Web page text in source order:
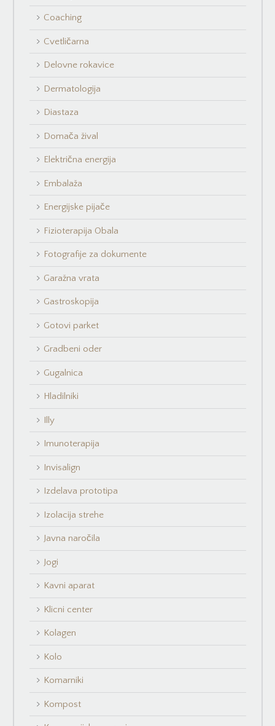
Coaching
Cvetličarna
Delovne rokavice
Dermatologija
Diastaza
Domača žival
Električna energija
Embalaža
Energijske pijače
Fizioterapija Obala
Fotografije za dokumente
Garažna vrata
Gastroskopija
Gotovi parket
Gradbeni oder
Gugalnica
Hladilniki
Illy
Imunoterapija
Invisalign
Izdelava prototipa
Izolacija strehe
Javna naročila
Jogi
Kavni aparat
Klicni center
Kolagen
Kolo
Komarniki
Kompost